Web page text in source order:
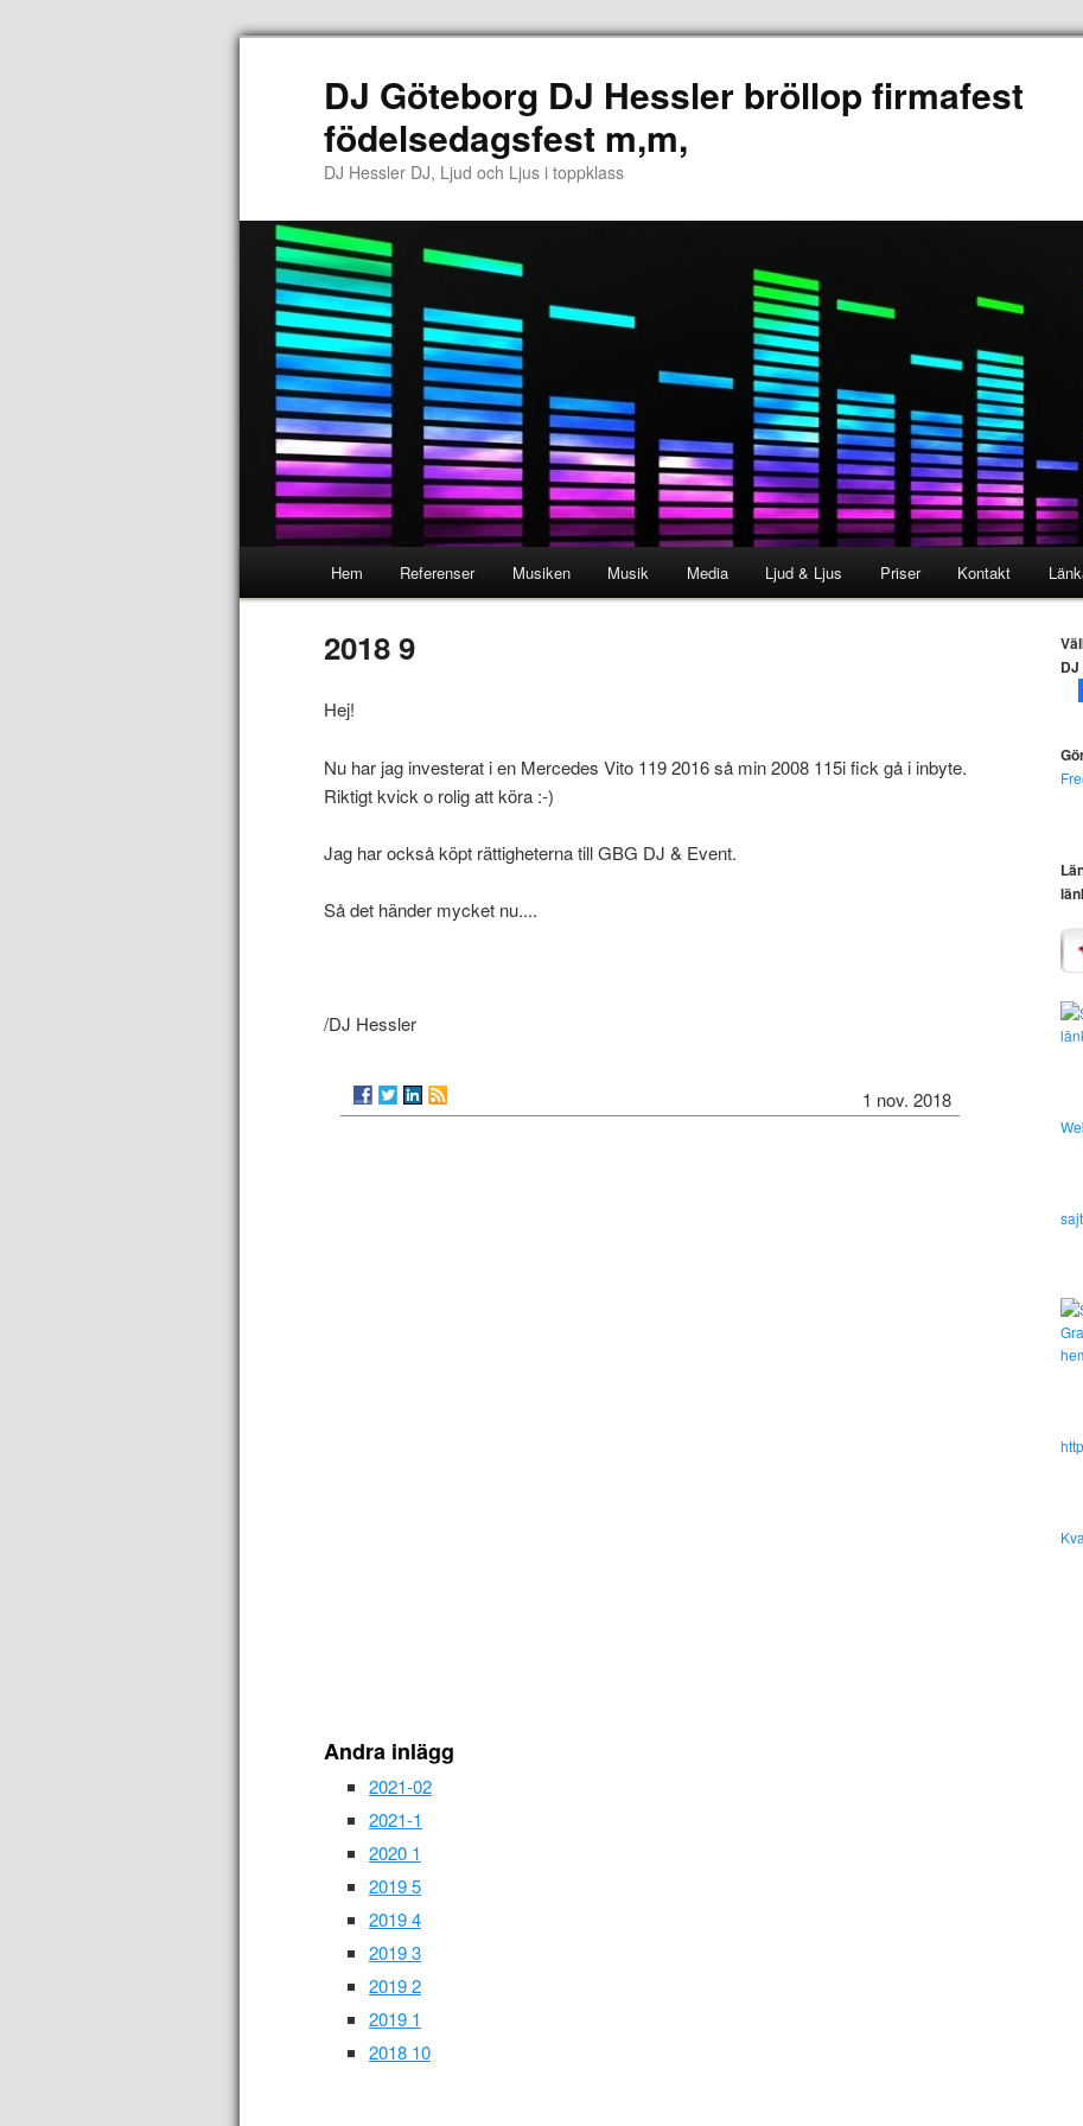
DJ Göteborg DJ Hessler bröllop firmafest
födelsedagsfest m,m,
DJ Hessler DJ, Ljud och Ljus i toppklass
Hem Referenser Musiken Musik Media Ljud & Ljus Priser Kontakt
2018 9
Hej!
Nu har jag investerat i en Mercedes Vito 119 2016 så min 2008 115i fick gå i inbyte.
Riktigt kvick o rolig att köra :-)
Jag har också köpt rättigheterna till GBG DJ & Event.
Så det händer mycket nu....
/DJ Hessler
1 nov. 2018
Andra inlägg
2021-02
2021-1
2020 1
2019 5
2019 4
2019 3
2019 2
2019 1
2018 10